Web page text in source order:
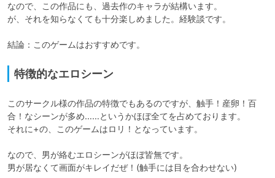
なので、この作品にも、過去作のキャラが結構います。
が、それを知らなくても十分楽しめました。経験談です。
結論：このゲームはおすすめです。
特徴的なエロシーン
このサークル様の作品の特徴でもあるのですが、触手！産卵！百
合！なシーンが多め……というかほぼ全てを占めております。
それに+の、このゲームはロリ！となっています。
なので、男が絡むエロシーンがほぼ皆無です。
男が居なくて画面がキレイだぜ！(触手には目を合わせない)